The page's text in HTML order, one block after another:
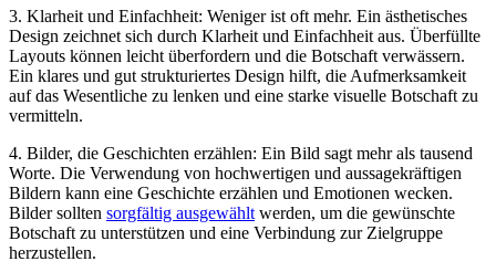
3. ⁢Klarheit und Einfachheit: Weniger ist oft⁤ mehr. Ein ästhetisches
⁤Design zeichnet sich ‍durch Klarheit und Einfachheit aus. Überfüllte
Layouts können leicht überfordern und die Botschaft verwässern.
Ein klares ⁣und gut strukturiertes Design hilft, die Aufmerksamkeit
auf das Wesentliche zu lenken und eine‌ starke visuelle Botschaft zu
vermitteln.
4. Bilder, die Geschichten erzählen: Ein Bild sagt‌ mehr als tausend
Worte.⁤ Die ‌Verwendung von hochwertigen und aussagekräftigen
Bildern kann eine Geschichte erzählen und Emotionen wecken.
Bilder sollten sorgfältig ausgewählt werden, um‍ die gewünschte
Botschaft zu unterstützen und eine Verbindung zur Zielgruppe
herzustellen.